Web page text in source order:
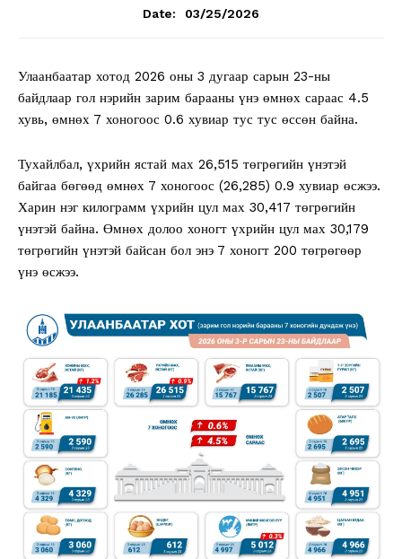
Date:
03/25/2026
Улаанбаатар хотод 2026 оны 3 дугаар сарын 23-ны
байдлаар гол нэрийн зарим барааны үнэ өмнөх сараас 4.5
хувь, өмнөх 7 хоногоос 0.6 хувиар тус тус өссөн байна.
Тухайлбал, үхрийн ястай мах 26,515 төгрөгийн үнэтэй
байгаа бөгөөд өмнөх 7 хоногоос (26,285) 0.9 хувиар өсжээ.
Харин нэг килограмм үхрийн цул мах 30,417 төгрөгийн
үнэтэй байна. Өмнөх долоо хоногт үхрийн цул мах 30,179
төгрөгийн үнэтэй байсан бол энэ 7 хоногт 200 төгрөгөөр
үнэ өсжээ.